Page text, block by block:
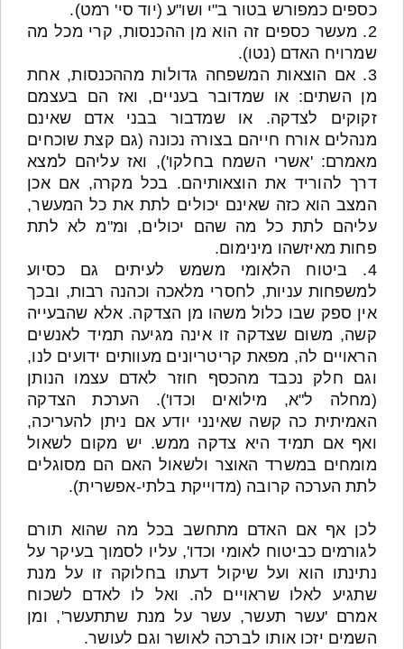
כספים כמפורש בטור ב"י ושו"ע (יוד סי' רמט).
2. מעשר כספים זה הוא מן ההכנסות, קרי מכל מה
שמרויח האדם (נטו).
3. אם הוצאות המשפחה גדולות מההכנסות, אחת
מן השתים: או שמדובר בעניים, ואז הם בעצמם
זקוקים לצדקה. או שמדבור בבני אדם שאינם
מנהלים אורח חייהם בצורה נכונה (גם קצת שוכחים
מאמרם: 'אשרי השמח בחלקו'), ואז עליהם למצא
דרך להוריד את הוצאותיהם. בכל מקרה, אם אכן
המצב הוא כזה שאינם יכולים לתת את כל המעשר,
עליהם לתת כל מה שהם יכולים, ומ"מ לא לתת
פחות מאיזשהו מינימום.
4. ביטוח הלאומי משמש לעיתים גם כסיוע
למשפחות עניות, לחסרי מלאכה וכהנה רבות, ובכך
אין ספק שבו כלול משהו מן הצדקה. אלא שהבעייה
קשה, משום שצדקה זו אינה מגיעה תמיד לאנשים
הראויים לה, מפאת קריטריונים מעוותים ידועים לנו,
וגם חלק נכבד מהכסף חוזר לאדם עצמו הנותן
(מחלה ל"א, מילואים וכדו'). הערכת הצדקה
האמיתית כה קשה שאינני יודע אם ניתן להעריכה,
ואף אם תמיד היא צדקה ממש. יש מקום לשאול
מומחים במשרד האוצר ולשאול האם הם מסוגלים
לתת הערכה קרובה (מדוייקת בלתי-אפשרית).
לכן אף אם האדם מתחשב בכל מה שהוא תורם
לגורמים כביטוח לאומי וכדו', עליו לסמוך בעיקר על
נתינתו הוא ועל שיקול דעתו בחלוקה זו על מנת
שתגיע לאלו שראויים לה. ואל לו לאדם לשכוח
אמרם 'עשר תעשר, עשר על מנת שתתעשר', ומן
השמים יזכו אותו לברכה לאושר וגם לעושר.